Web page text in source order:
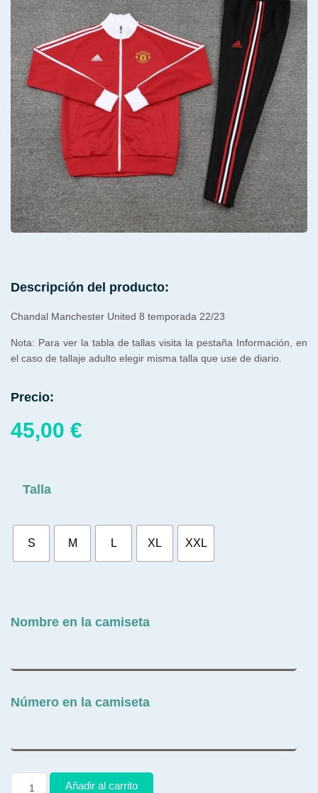
Descripción del producto:
Chandal Manchester United 8 temporada 22/23
Nota: Para ver la tabla de tallas visita la pestaña Información, en
el caso de tallaje adulto elegir misma talla que use de diario.
Precio:
45,00 €
Talla
S M L XL XXL
Nombre en la camiseta
Número en la camiseta
Añadir al carrito